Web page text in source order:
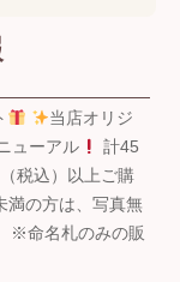
当店オリジ
ューアル
計45
税込）以上ご購
満の方は、写真無
※命名札のみの販